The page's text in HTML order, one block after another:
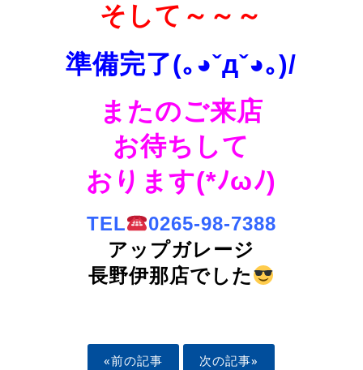
そして～～～
準備完了(｡◕ˇдˇ​◕｡)/
またのご来店
お待ちして
おります(*ﾉωﾉ)
TEL
0265-98-7388
アップガレージ
長野伊那店でした
«前の記事 次の記事»